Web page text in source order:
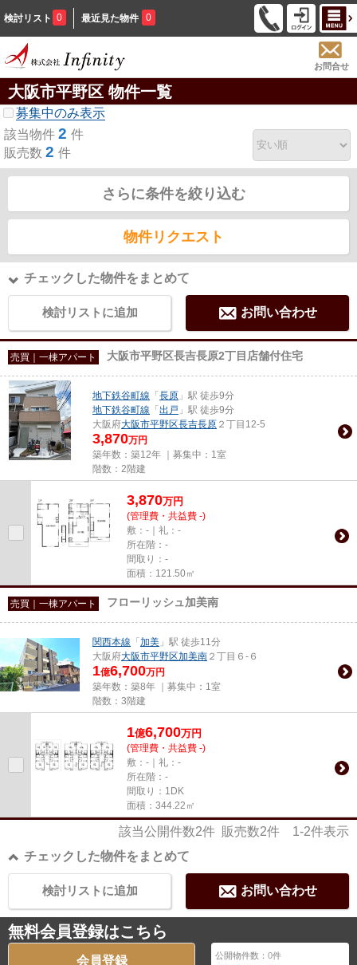
検討リスト 0 最近見た物件 0
お問合せ
大阪市平野区 物件一覧
募集中のみ表示
該当物件 2 件
販売数 2 件
さらに条件を絞り込む
物件リクエスト
チェックした物件をまとめて
検討リストに追加 お問い合わせ
売買｜一棟アパート 大阪市平野区長吉長原2丁目店舗付住宅
地下鉄谷町線 「 長原 」駅 徒歩9分
地下鉄谷町線 「 出戸 」駅 徒歩9分
大阪府大阪市平野区長吉長原 ２丁目12-5
3,870万円
築年数：築12年 ｜募集中： 1室
階数：2階建
3,870万円
(管理費・共益費 -)
敷：-｜礼：-
所在階：-
間取り：-
面積：121.50㎡
売買｜一棟アパート フローリッシュ加美南
関西本線 「 加美 」駅 徒歩11分
大阪府大阪市平野区加美南 ２丁目６-６
1億6,700万円
築年数：築8年 ｜募集中： 1室
階数：3階建
1億6,700万円
(管理費・共益費 -)
敷：-｜礼：-
所在階：-
間取り：1DK
面積：344.22㎡
該当公開件数2件 販売数2件 1-2件表示
チェックした物件をまとめて
お問い合わせ
検討リストに追加
無料会員登録はこちら
会員登録 公開物件数：0件